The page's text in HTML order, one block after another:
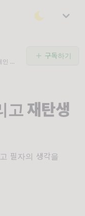
업계
구독하기
고 재탄생
필자의 생각을